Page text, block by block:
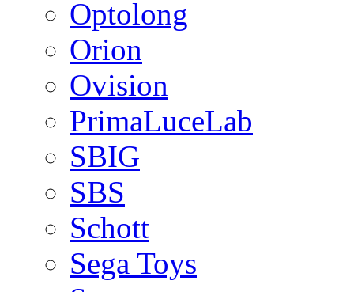
Optolong
Orion
Ovision
PrimaLuceLab
SBIG
SBS
Schott
Sega Toys